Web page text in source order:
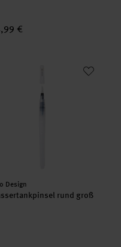
€
rund groß
Design
rund groß